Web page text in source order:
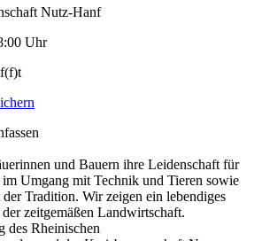
Nutz-Hanf
Uhr
und Bauern ihre Leidenschaft für
Umgang mit Technik und Tieren sowie
Tradition. Wir zeigen ein lebendiges
zeitgemäßen Landwirtschaft.
des Rheinischen